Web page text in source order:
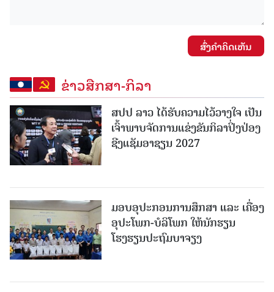
ສົ່ງຄໍາຄິດເຫັນ
ຂ່າວສືກສາ-ກິລາ
ສປປ ລາວ ໄດ້ຮັບຄວາມໄວ້ວາງໃຈ ເປັນ
ເຈົ້າພາບຈັດການແຂ່ງຂັນກິລາປິ່ງປ່ອງ
ຊີງແຊັມອາຊຽນ 2027
ມອບອຸປະກອນການສຶກສາ ແລະ ເຄື່ອງ
ອຸປະໂພກ-ບໍລິໂພກ ໃຫ້ນັກຮຽນ
ໂຮງຮຽນປະຖົມບາຈຽງ